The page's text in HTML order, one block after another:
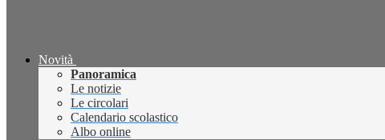
Novità
Panoramica
Le notizie
Le circolari
Calendario scolastico
Albo online